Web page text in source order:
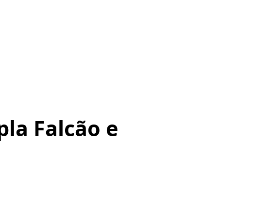
Falcão e